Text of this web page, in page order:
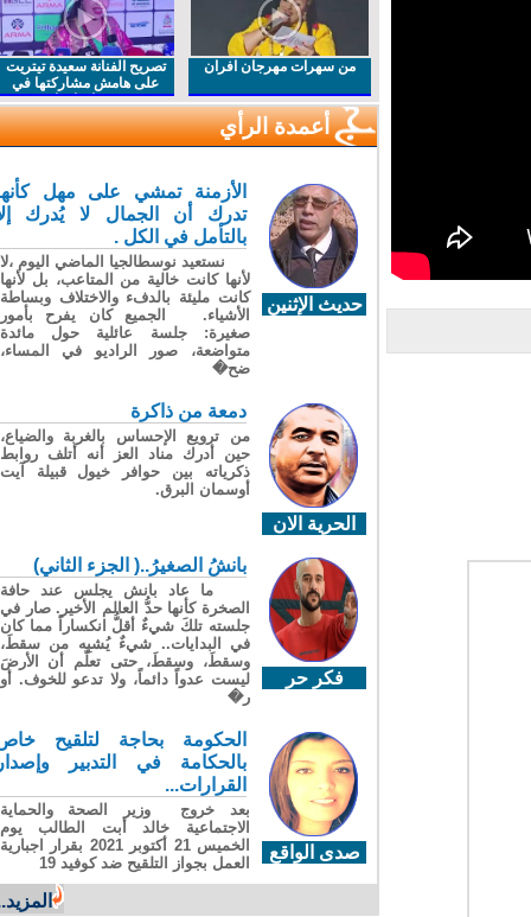
من سهرات مهرجان افران
تصريح الفنانة سعيدة تيتريت
على هامش مشاركتها في
مهرجان افران
أعمدة الرأي
حديث الإثنين
الأزمنة تمشي على مهل كأنها
تدرك أن الجمال لا يُدرك إلا
بالتأمل في الكل .
نستعيد نوسطالجيا الماضي اليوم ،لا
لأنها كانت خالية من المتاعب، بل لأنها
كانت مليئة بالدفء والاختلاف وبساطة
الأشياء. الجميع كان يفرح بأمور
صغيرة: جلسة عائلية حول مائدة
متواضعة، صور الراديو في المساء،
ضح�
الحرية الان
دمعة من ذاكرة
من ترويع الإحساس بالغربة والضياع،
حين أدرك مناد العز أنه أتلف روابط
ذكرياته بين حوافر خيول قبيلة آيت
أوسمان البرق.
فكر حر
بانشُ الصغيرُ..( الجزء الثاني)
ما عاد بانش يجلس عند حافة
الصخرة كأنها حدُّ العالم الأخير. صار في
جلسته تلكَ شيءٌ أقلُّ انكساراً مما كان
في البدايات.. شيءٌ يُشبِه من سقطَ،
وسقطَ، وسقطَ، حتى تعلّم أن الأرضَ
ليست عدواً دائماً، ولا تدعو للخوف. أو
ر�
صدى الواقع
الحكومة بحاجة لتلقيح خاص
بالحكامة في التدبير وإصدار
القرارات...
بعد خروج وزير الصحة والحماية
الاجتماعية خالد أبت الطالب يوم
الخميس 21 أكتوبر 2021 بقرار اجبارية
العمل بجواز التلقيح ضد كوفيد 19
المزيد...